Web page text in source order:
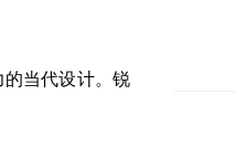
的当代设计。锐